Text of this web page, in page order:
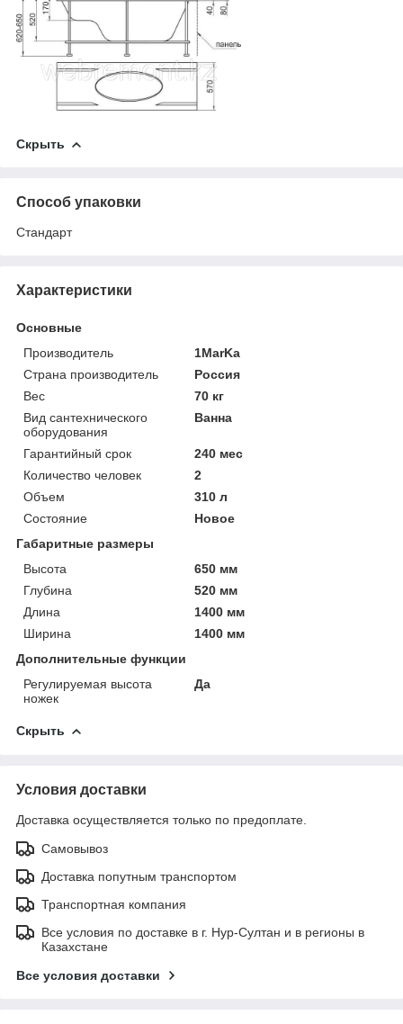
Скрыть
Способ упаковки
Стандарт
Характеристики
Основные
Производитель
1MarKa
Страна производитель
Россия
Вес
70 кг
Вид сантехнического
оборудования
Ванна
Гарантийный срок
240 мес
Количество человек
2
Объем
310 л
Состояние
Новое
Габаритные размеры
Высота
650 мм
Глубина
520 мм
Длина
1400 мм
Ширина
1400 мм
Дополнительные функции
Регулируемая высота
ножек
Да
Скрыть
Условия доставки
Доставка осуществляется только по предоплате.
Самовывоз
Доставка попутным транспортом
Транспортная компания
Все условия по доставке в г. Нур-Султан и в регионы в
Казахстане
Все условия доставки